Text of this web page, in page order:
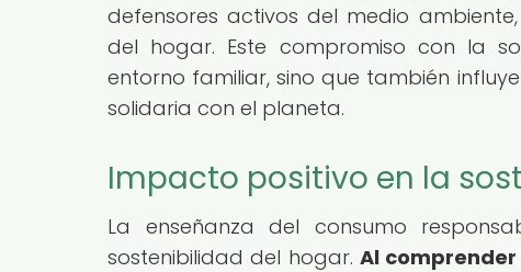
defensores activos del medio
del hogar. Este compromiso con la
entorno familiar, sino que también
solidaria con el planeta.
Impacto positivo en la
La enseñanza del consumo
sostenibilidad del hogar. Al